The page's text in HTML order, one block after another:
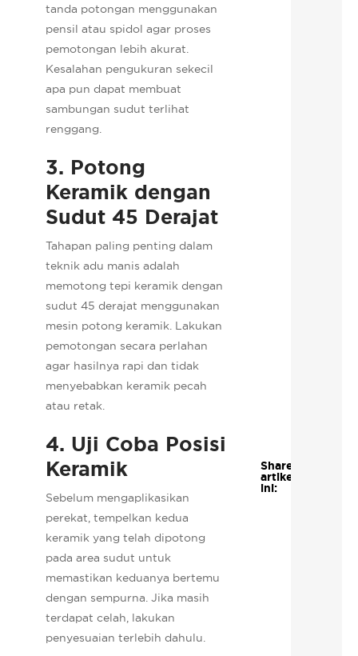
tanda potongan menggunakan
pensil atau spidol agar proses
pemotongan lebih akurat.
Kesalahan pengukuran sekecil
apa pun dapat membuat
sambungan sudut terlihat
renggang.
3. Potong
Keramik dengan
Sudut 45 Derajat
Tahapan paling penting dalam
teknik adu manis adalah
memotong tepi keramik dengan
sudut 45 derajat menggunakan
mesin potong keramik. Lakukan
pemotongan secara perlahan
agar hasilnya rapi dan tidak
menyebabkan keramik pecah
atau retak.
4. Uji Coba Posisi
Keramik
Sebelum mengaplikasikan
perekat, tempelkan kedua
keramik yang telah dipotong
pada area sudut untuk
memastikan keduanya bertemu
dengan sempurna. Jika masih
terdapat celah, lakukan
penyesuaian terlebih dahulu.
Share
artikel
ini: